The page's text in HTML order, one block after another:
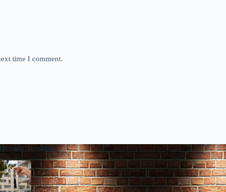
time I comment.
Останні новини